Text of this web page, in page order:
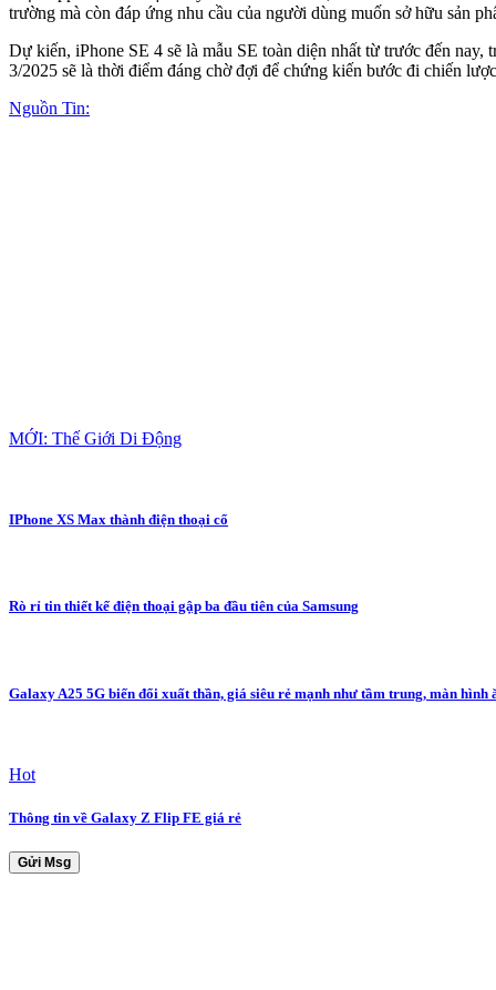
trường mà còn đáp ứng nhu cầu của người dùng muốn sở hữu sản
Dự kiến, iPhone SE 4 sẽ là mẫu SE toàn diện nhất từ trước đến
3/2025 sẽ là thời điểm đáng chờ đợi để chứng kiến bước đi chiến
Nguồn Tin:
MỚI: Thế Giới Di Động
IPhone XS Max thành điện thoại cổ
Rò rỉ tin thiết kế điện thoại gập ba đầu tiên của Samsung
Galaxy A25 5G biến đổi xuất thần, giá siêu rẻ mạnh như tầm trung, màn hình
Hot
Thông tin về Galaxy Z Flip FE giá rẻ
Gửi Msg